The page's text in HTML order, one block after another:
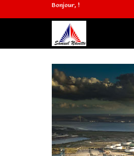
Bonjour, !